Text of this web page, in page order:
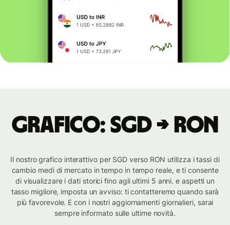
Grafico: SGD → RON
Il nostro grafico interattivo per SGD verso RON utilizza i tassi di
cambio medi di mercato in tempo in tempo reale, e ti consente
di visualizzare i dati storici fino agli ultimi 5 anni. e aspetti un
tasso migliore, imposta un avviso: ti contatteremo quando sarà
più favorevole. E con i nostri aggiornamenti giornalieri, sarai
sempre informato sulle ultime novità.